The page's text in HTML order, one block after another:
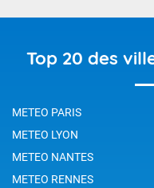
Top 20 des
METEO PARIS
METEO LYON
METEO NANTES
METEO RENNES